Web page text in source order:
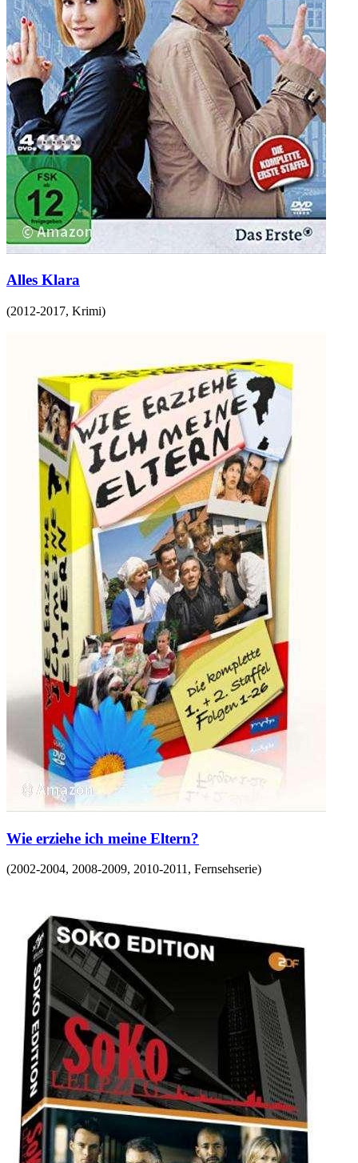
Alles Klara
(2012-2017, Krimi)
Wie erziehe ich meine Eltern?
(2002-2004, 2008-2009, 2010-2011, Fernsehserie)